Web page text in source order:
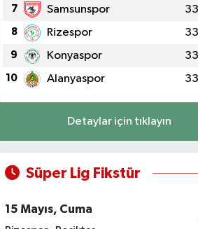
7 Samsunspor 33
8 Rizespor 33
9 Konyaspor 33
10 Alanyaspor 33
Detaylar için tıklayın
Süper Lig Fikstür
15 Mayıs, Cuma